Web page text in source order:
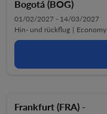
Bogotá (BOG)
01/02/2027 - 14/03/2027
Hin- und rückflug | Economy
Frankfurt (FRA) -